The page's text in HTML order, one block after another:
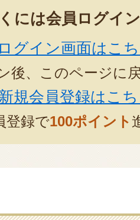
には会員ログイ
ログイン画面はこ
後、このページに
規会員登録はこ
登録で100ポイント